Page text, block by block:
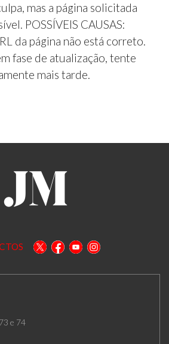
mas a página solicitada
POSSÍVEIS CAUSAS:
da página não está correto.
fase de atualização, tente
mais tarde.
e 74